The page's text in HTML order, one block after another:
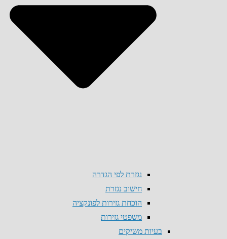
נגזרת לפי הגדרה
חישוב נגזרת
הוכחת גזירות לפונקציה
משפטי גזירות
בעיות משיקים